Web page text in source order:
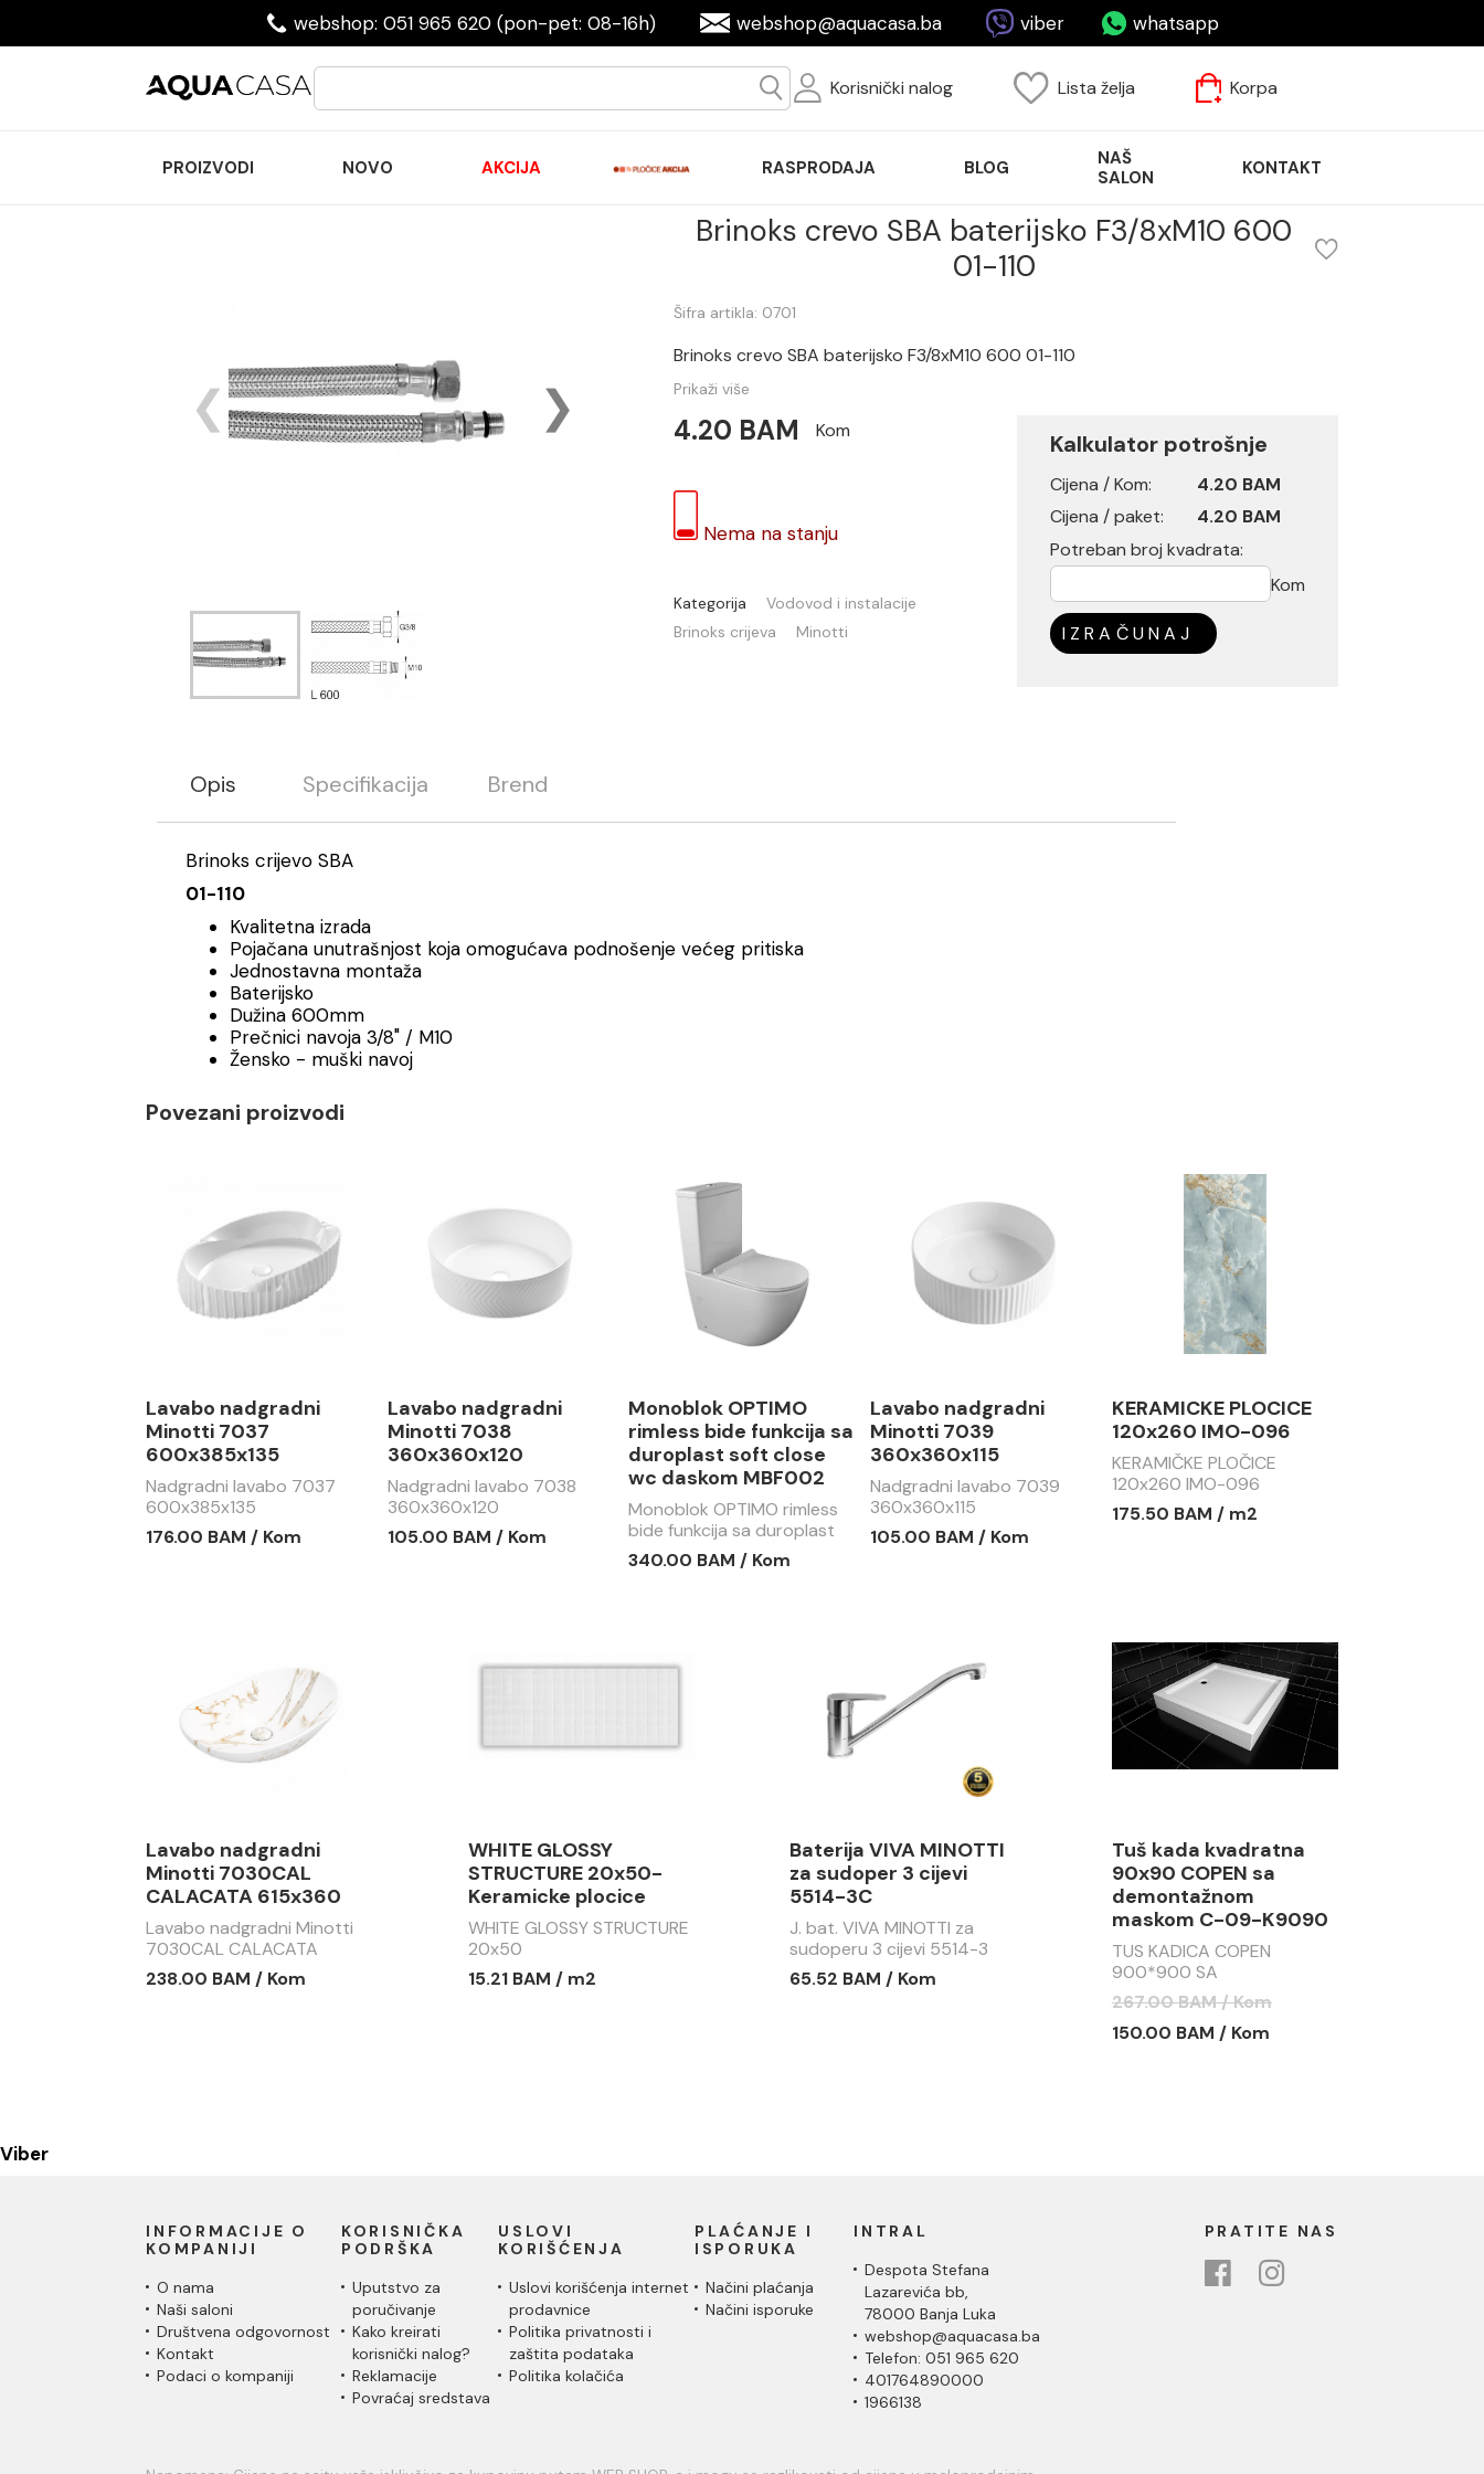
webshop: 051 965 620 (pon-pet: 08-16h) webshop@aquacasa.ba viber whatsapp
Korisnički nalog Lista želja Korpa
PROIZVODI NOVO AKCIJA RASPRODAJA BLOG
NAŠ
SALON
KONTAKT
Brinoks crevo SBA baterijsko F3/8xM10 600
01-110
Šifra artikla: 0701
Brinoks crevo SBA baterijsko F3/8xM10 600 01-110
Prikaži više
4.20 BAM Kom
Nema na stanju
Kategorija
Vodovod i instalacije
Brinoks crijeva
Minotti
Kalkulator potrošnje
Cijena / Kom:
4.20 BAM
Cijena / paket:
4.20 BAM
Potreban broj kvadrata:
Kom
IZRAČUNAJ
Opis Specifikacija Brend
Brinoks crijevo SBA
01-110
Kvalitetna izrada
Pojačana unutrašnjost koja omogućava podnošenje većeg pritiska
Jednostavna montaža
Baterijsko
Dužina 600mm
Prečnici navoja 3/8" / M10
Žensko - muški navoj
Povezani proizvodi
Lavabo nadgradni
Minotti 7037
600x385x135
Nadgradni lavabo 7037
600x385x135
176.00 BAM / Kom
Lavabo nadgradni
Minotti 7038
360x360x120
Nadgradni lavabo 7038
360x360x120
105.00 BAM / Kom
Monoblok OPTIMO
rimless bide funkcija sa
duroplast soft close
wc daskom MBF002
Monoblok OPTIMO rimless
bide funkcija sa duroplast
soft close wc daskom
MBF002
340.00 BAM / Kom
Lavabo nadgradni
Minotti 7039
360x360x115
Nadgradni lavabo 7039
360x360x115
105.00 BAM / Kom
KERAMICKE PLOCICE
120x260 IMO-096
KERAMIČKE PLOČICE
120x260 IMO-096
175.50 BAM / m2
Lavabo nadgradni
Minotti 7030CAL
CALACATA 615x360
Lavabo nadgradni Minotti
7030CAL CALACATA
615x360
238.00 BAM / Kom
WHITE GLOSSY
STRUCTURE 20x50-
Keramicke plocice
WHITE GLOSSY STRUCTURE
20x50
15.21 BAM / m2
Baterija VIVA MINOTTI
za sudoper 3 cijevi
5514-3C
J. bat. VIVA MINOTTI za
sudoperu 3 cijevi 5514-3
65.52 BAM / Kom
Tuš kada kvadratna
90x90 COPEN sa
demontažnom
maskom C-09-K9090
TUS KADICA COPEN
900*900 SA
DEMONTAŽNOM MASKOM
C-09-K9090
267.00 BAM / Kom
150.00 BAM / Kom
Viber
INFORMACIJE O
KOMPANIJI
O nama
Naši saloni
Društvena odgovornost
Kontakt
Podaci o kompaniji
KORISNIČKA
PODRŠKA
Uputstvo za
poručivanje
Kako kreirati
korisnički nalog?
Reklamacije
Povraćaj sredstava
USLOVI
KORIŠĆENJA
Uslovi korišćenja internet
prodavnice
Politika privatnosti i
zaštita podataka
Politika kolačića
PLAĆANJE I
ISPORUKA
Načini plaćanja
Načini isporuke
INTRAL
Despota Stefana
Lazarevića bb,
78000 Banja Luka
webshop@aquacasa.ba
Telefon: 051 965 620
401764890000
1966138
PRATITE NAS